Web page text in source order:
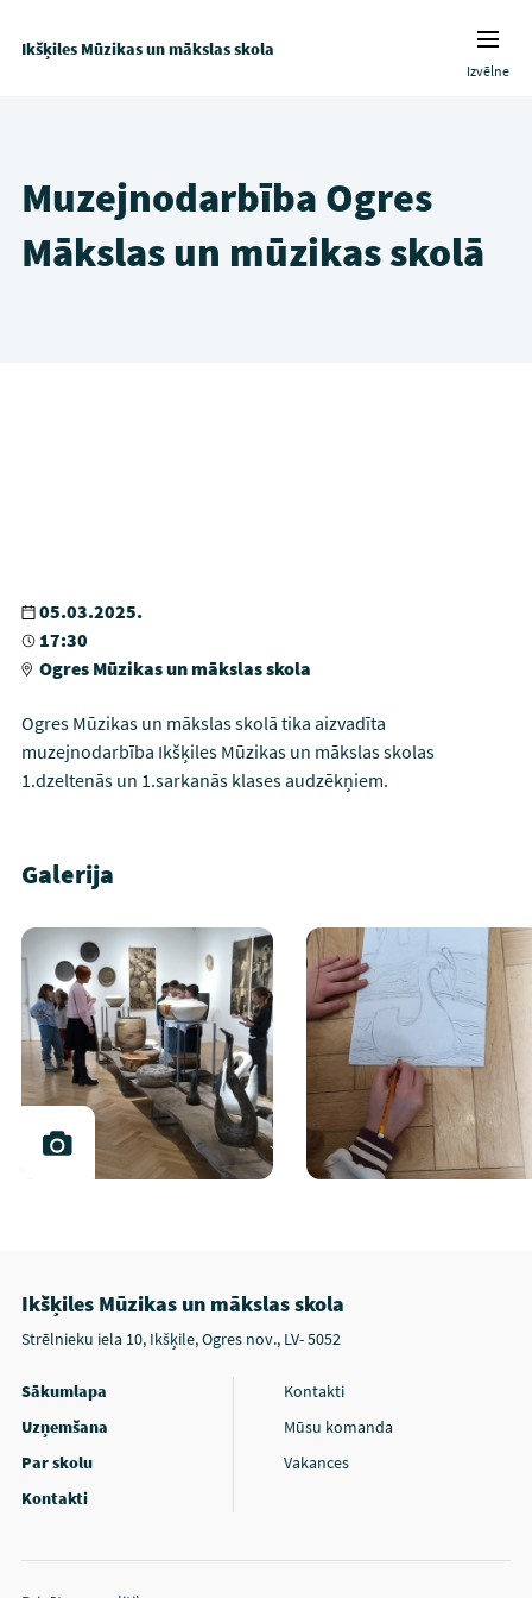
Ikšķiles Mūzikas un mākslas skola
Izvēlne
Muzejnodarbība Ogres
Mākslas un mūzikas skolā
05.03.2025.
17:30
Ogres Mūzikas un mākslas skola
Ogres Mūzikas un mākslas skolā tika aizvadīta
muzejnodarbība Ikšķiles Mūzikas un mākslas skolas
1.dzeltenās un 1.sarkanās klases audzēkņiem.
Galerija
Ikšķiles Mūzikas un mākslas skola
Strēlnieku iela 10, Ikšķile, Ogres nov., LV- 5052
Sākumlapa
Uzņemšana
Par skolu
Kontakti
Kontakti
Mūsu komanda
Vakances